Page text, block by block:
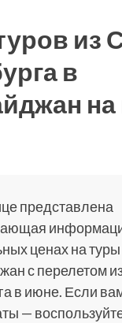
из
в
представлена
ценах на туры
с перелетом
в июне. Если
—